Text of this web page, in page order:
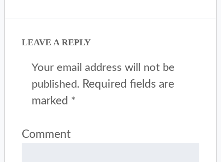
LEAVE A REPLY
Your email address will not be
published. Required fields are
marked *
Comment